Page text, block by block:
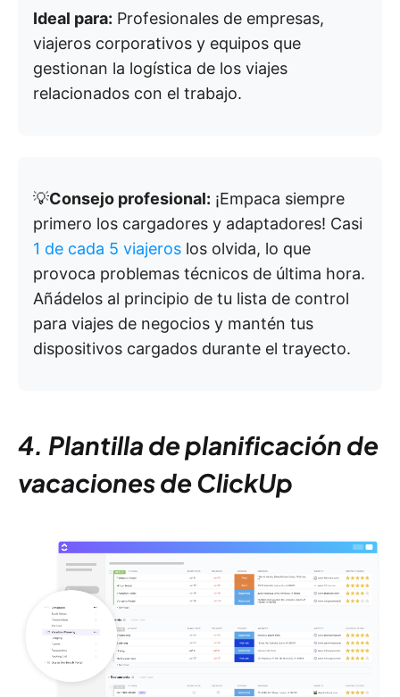
Ideal para: Profesionales de empresas,
viajeros corporativos y equipos que
gestionan la logística de los viajes
relacionados con el trabajo.
💡Consejo profesional: ¡Empaca siempre
primero los cargadores y adaptadores! Casi
1 de cada 5 viajeros los olvida, lo que
provoca problemas técnicos de última hora.
Añádelos al principio de tu lista de control
para viajes de negocios y mantén tus
dispositivos cargados durante el trayecto.
4. Plantilla de planificación de
vacaciones de ClickUp